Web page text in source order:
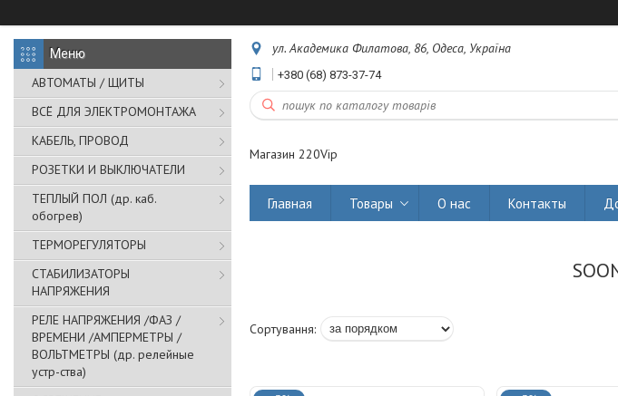
АВТОМАТЫ / ЩИТЫ
ВСЁ ДЛЯ ЭЛЕКТРОМОНТАЖА
КАБЕЛЬ, ПРОВОД
РОЗЕТКИ И ВЫКЛЮЧАТЕЛИ
ТЕПЛЫЙ ПОЛ (др. каб.
обогрев)
ТЕРМОРЕГУЛЯТОРЫ
СТАБИЛИЗАТОРЫ
НАПРЯЖЕНИЯ
РЕЛЕ НАПРЯЖЕНИЯ /ФАЗ /
ВРЕМЕНИ /АМПЕРМЕТРЫ /
ВОЛЬТМЕТРЫ (др. релейные
устр-ства)
ул. Академика Филатова, 86, Одеса, Україна
+380 (68) 873-37-74
Магазин 220Vip
Главная Товары О нас Контакты